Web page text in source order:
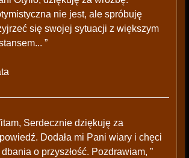
nie jest, ale spróbuję
się swojej sytuacji z większym
”
Serdecznie dziękuję za
Dodała mi Pani wiary i chęci
o przyszłość. Pozdrawiam, ”